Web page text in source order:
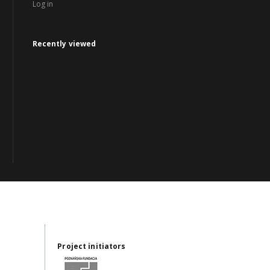
Log in
Recently viewed
Project initiators